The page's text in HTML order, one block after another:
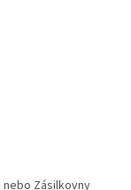
nebo Zásilkovny